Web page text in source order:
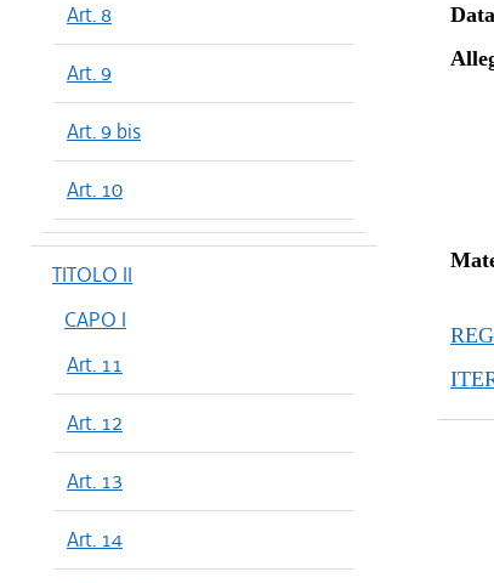
Art. 8
Art. 9
Art. 9 bis
Art. 10
TITOLO II
CAPO I
Art. 11
Art. 12
Art. 13
Art. 14